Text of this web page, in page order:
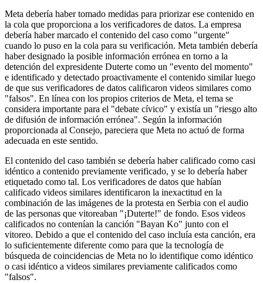
Meta debería haber tomado medidas para priorizar ese contenido en
la cola que proporciona a los verificadores de datos. La empresa
debería haber marcado el contenido del caso como "urgente"
cuando lo puso en la cola para su verificación. Meta también debería
haber designado la posible información errónea en torno a la
detención del expresidente Duterte como un "evento del momento"
e identificado y detectado proactivamente el contenido similar luego
de que sus verificadores de datos calificaron videos similares como
"falsos". En línea con los propios criterios de Meta, el tema se
considera importante para el "debate cívico" y existía un "riesgo alto
de difusión de información errónea". Según la información
proporcionada al Consejo, pareciera que Meta no actuó de forma
adecuada en este sentido.
El contenido del caso también se debería haber calificado como casi
idéntico a contenido previamente verificado, y se lo debería haber
etiquetado como tal. Los verificadores de datos que habían
calificado videos similares identificaron la inexactitud en la
combinación de las imágenes de la protesta en Serbia con el audio
de las personas que vitoreaban "¡Duterte!" de fondo. Esos videos
calificados no contenían la canción "Bayan Ko" junto con el
vitoreo. Debido a que el contenido del caso incluía esta canción, era
lo suficientemente diferente como para que la tecnología de
búsqueda de coincidencias de Meta no lo identifique como idéntico
o casi idéntico a videos similares previamente calificados como
"falsos".